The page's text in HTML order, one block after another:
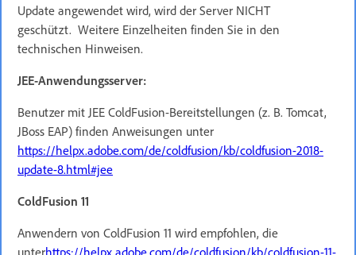
Update angewendet wird, wird der Server NICHT
geschützt. Weitere Einzelheiten finden Sie in den
technischen Hinweisen.
JEE-Anwendungsserver:
Benutzer mit JEE ColdFusion-Bereitstellungen (z. B. Tomcat,
JBoss EAP) finden Anweisungen unter
https://helpx.adobe.com/de/coldfusion/kb/coldfusion-2018-
update-8.html#jee
ColdFusion 11
Anwendern von ColdFusion 11 wird empfohlen, die
unterhttps://helpx.adobe.com/de/coldfusion/kb/coldfusion-11-